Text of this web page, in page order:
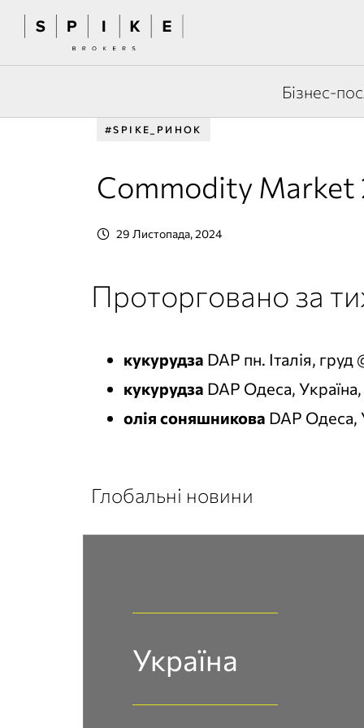
Бізнес-
#SPIKE_РИНОК
Commodity Market
29 Листопада, 2024
Проторговано за
кукурудза DAP пн. Італія, груд
кукурудза DAP Одеса,
олія соняшникова DAP Одеса,
Глобальні новини
Україна​